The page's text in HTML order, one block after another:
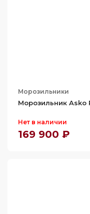
Морозильники
Морозильник Asko
Нет в наличии
169 900 ₽